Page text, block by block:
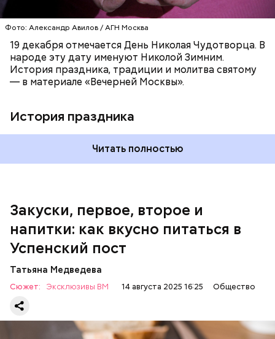
Фото: Александр Авилов / АГН Москва
19 декабря отмечается День Николая Чудотворца. В
народе эту дату именуют Николой Зимним.
История праздника, традиции и молитва святому
— в материале «Вечерней Москвы».
История праздника
Читать полностью
Закуски, первое, второе и
напитки: как вкусно питаться в
Успенский пост
Татьяна Медведева
Сюжет: Эксклюзивы ВМ 14 августа 2025 16:25 Общество
600 г помидоров;
300 г моркови;
200 г шпината;
зелень петрушки и укропа.
оставшемся масле, добавить к ним нашинкованные
листья шпината, салата, зеленый лук, зелень
петрушки, помидоры, нарезанные небольшими
дольками, и все тушить 10-15 минут. Полученный
соус заправить солью, сахаром, раствором
лимонной кислоты или уксусом, залить им
обжаренные баклажаны и тушить в жарочном